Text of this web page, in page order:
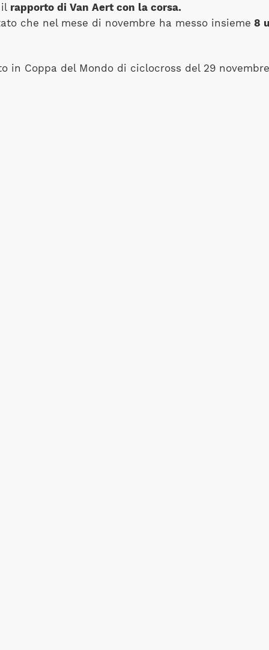
il rapporto di Van Aert con la corsa.
che nel mese di novembre ha messo insieme 8
in Coppa del Mondo di ciclocross del 29